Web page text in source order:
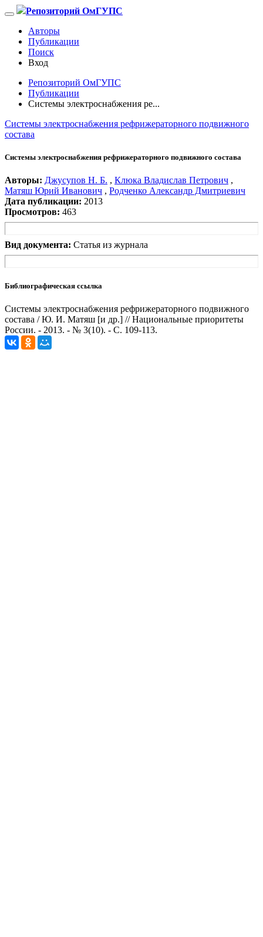
Репозиторий ОмГУПС
Авторы
Публикации
Поиск
Вход
Репозиторий ОмГУПС
Публикации
Системы электроснабжения ре...
Системы электроснабжения рефрижераторного подвижного
состава
Системы электроснабжения рефрижераторного подвижного состава
Авторы: Джусупов Н. Б. , Клюка Владислав Петрович ,
Матяш Юрий Иванович , Родченко Александр Дмитриевич
Дата публикации: 2013
Просмотров: 463
Вид документа: Статья из журнала
Библиографическая ссылка
Системы электроснабжения рефрижераторного подвижного
состава / Ю. И. Матяш [и др.] // Национальные приоритеты
России. - 2013. - № 3(10). - С. 109-113.